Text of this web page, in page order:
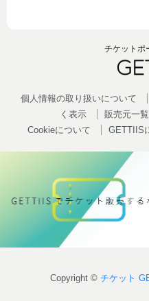
チケットポ
個人情報の取り扱いについて
く表示
販売元一覧
Cookieについて
GETTIIS
Copyright © チケット